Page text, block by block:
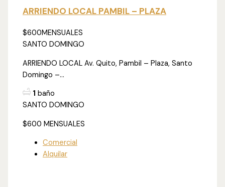
ARRIENDO LOCAL PAMBIL – PLAZA
$600MENSUALES
SANTO DOMINGO
ARRIENDO LOCAL Av. Quito, Pambil – Plaza, Santo
Domingo –...
1 baño
SANTO DOMINGO
$600 MENSUALES
Comercial
Alquilar